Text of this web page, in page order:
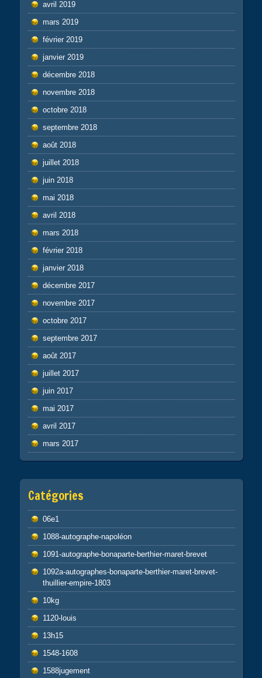
avril 2019
mars 2019
février 2019
janvier 2019
décembre 2018
novembre 2018
octobre 2018
septembre 2018
août 2018
juillet 2018
juin 2018
mai 2018
avril 2018
mars 2018
février 2018
janvier 2018
décembre 2017
novembre 2017
octobre 2017
septembre 2017
août 2017
juillet 2017
juin 2017
mai 2017
avril 2017
mars 2017
Catégories
06e1
1088-autographe-napoléon
1091-autographe-bonaparte-berthier-maret-brevet
1092a-autographes-bonaparte-berthier-maret-brevet-
thuillier-empire-1803
10kg
1120-louis
13h15
1548-1608
1588jugement